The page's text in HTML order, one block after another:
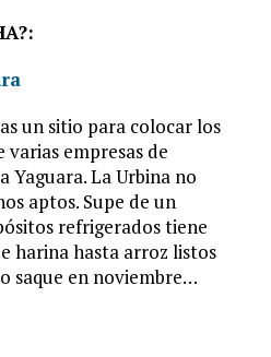
un sitio para colocar los
varias empresas de
Yaguara. La Urbina no
aptos. Supe de un
refrigerados tiene
harina hasta arroz listos
saque en noviembre…